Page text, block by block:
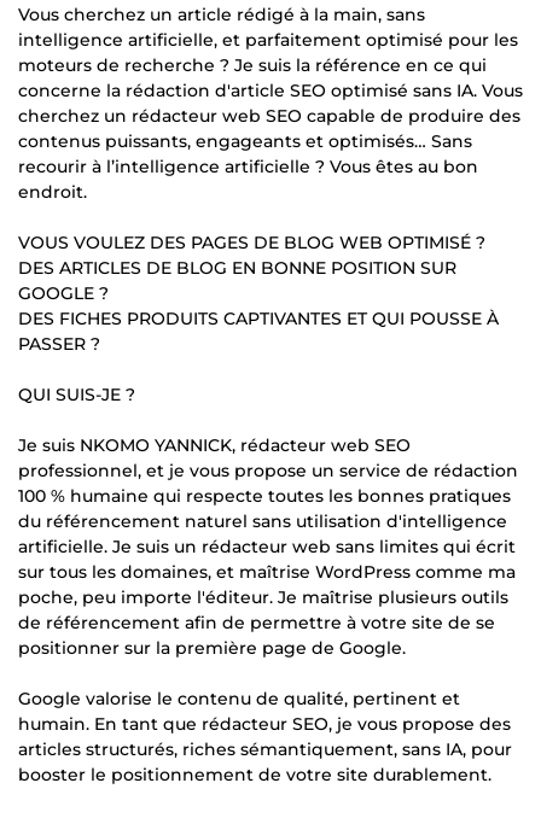
Vous cherchez un article rédigé à la main, sans
intelligence artificielle, et parfaitement optimisé pour les
moteurs de recherche ? Je suis la référence en ce qui
concerne la rédaction d'article SEO optimisé sans IA. Vous
cherchez un rédacteur web SEO capable de produire des
contenus puissants, engageants et optimisés… Sans
recourir à l’intelligence artificielle ? Vous êtes au bon
endroit.
VOUS VOULEZ DES PAGES DE BLOG WEB OPTIMISÉ ?
DES ARTICLES DE BLOG EN BONNE POSITION SUR
GOOGLE ?
DES FICHES PRODUITS CAPTIVANTES ET QUI POUSSE À
PASSER ?
QUI SUIS-JE ?
Je suis NKOMO YANNICK, rédacteur web SEO
professionnel, et je vous propose un service de rédaction
100 % humaine qui respecte toutes les bonnes pratiques
du référencement naturel sans utilisation d'intelligence
artificielle. Je suis un rédacteur web sans limites qui écrit
sur tous les domaines, et maîtrise WordPress comme ma
poche, peu importe l'éditeur. Je maîtrise plusieurs outils
de référencement afin de permettre à votre site de se
positionner sur la première page de Google.
Google valorise le contenu de qualité, pertinent et
humain. En tant que rédacteur SEO, je vous propose des
articles structurés, riches sémantiquement, sans IA, pour
booster le positionnement de votre site durablement.